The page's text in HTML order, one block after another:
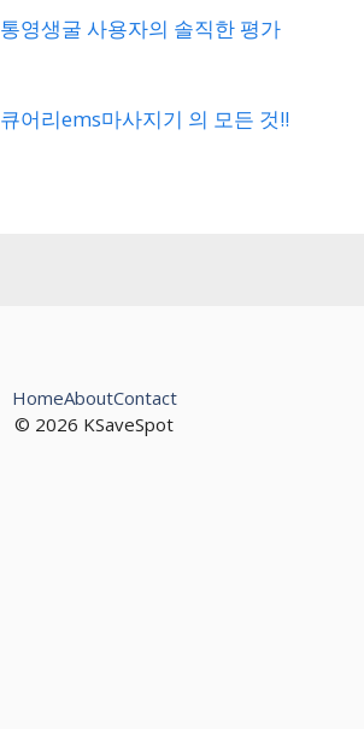
통영생굴 사용자의 솔직한 평가
큐어리ems마사지기 의 모든 것!!
© 2026 KSaveSpot
HomeAboutContact